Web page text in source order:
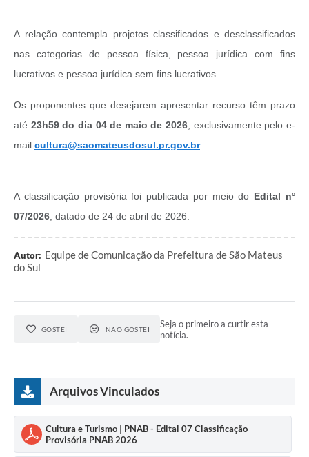
Telefones Postos de Saúde
Plantão das Funerárias
Termos de Fomento
Audiências Públicas
Iluminação Pública
Arquivos para Download
Galeria de Vídeos
Projetos
Logo Prefeitura de São Mateus do Sul
Agenda
A relação contempla projetos classificados e desclassificados
nas categorias de pessoa física, pessoa jurídica com fins
lucrativos e pessoa jurídica sem fins lucrativos.
Os proponentes que desejarem apresentar recurso têm prazo
até 23h59 do dia 04 de maio de 2026 , exclusivamente pelo e-
mail cultura@saomateusdosul.pr.gov.br.
A classificação provisória foi publicada por meio do Edital nº
07/2026 , datado de 24 de abril de 2026.
Autor: Equipe de Comunicação da Prefeitura de São Mateus
do Sul
GOSTEI NÃO GOSTEI
Seja o primeiro a curtir esta
notícia.
Arquivos Vinculados
Cultura e Turismo | PNAB - Edital 07 Classificação
Provisória PNAB 2026